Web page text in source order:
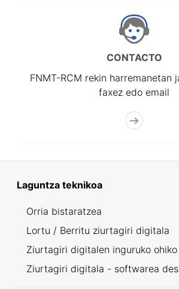
CONTACTO
FNMT-RCM rekin harremanetan
faxez edo email
Laguntza teknikoa
Orria bistaratzea
Lortu / Berritu ziurtagiri digitala
Ziurtagiri digitalen inguruko
Ziurtagiri digitala - softwarea